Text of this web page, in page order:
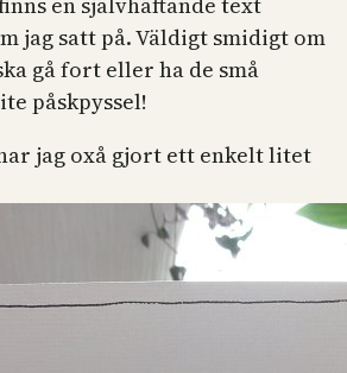
jag satt på. Väldigt smidigt om
gå fort eller ha de små
påskpyssel!
jag oxå gjort ett enkelt litet